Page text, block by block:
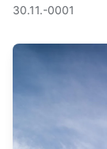
30.11.-0001